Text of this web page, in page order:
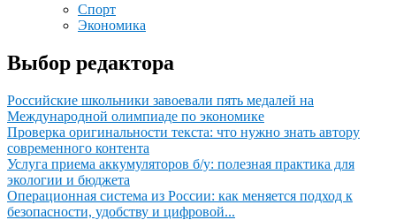
Спорт
Экономика
Выбор редактора
Российские школьники завоевали пять медалей на
Международной олимпиаде по экономике
Проверка оригинальности текста: что нужно знать автору
современного контента
Услуга приема аккумуляторов б/у: полезная практика для
экологии и бюджета
Операционная система из России: как меняется подход к
безопасности, удобству и цифровой...